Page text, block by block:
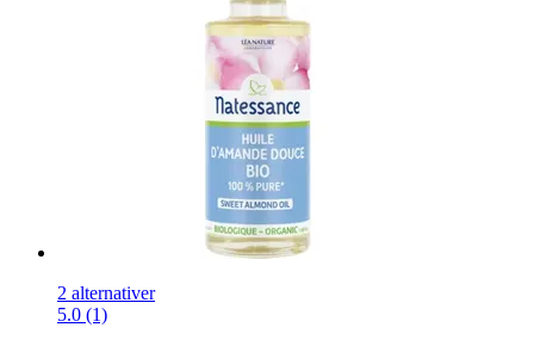
2 alternativer
5.0 (1)